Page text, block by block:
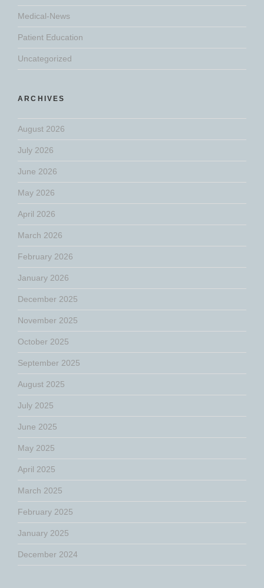
Medical-News
Patient Education
Uncategorized
ARCHIVES
August 2026
July 2026
June 2026
May 2026
April 2026
March 2026
February 2026
January 2026
December 2025
November 2025
October 2025
September 2025
August 2025
July 2025
June 2025
May 2025
April 2025
March 2025
February 2025
January 2025
December 2024